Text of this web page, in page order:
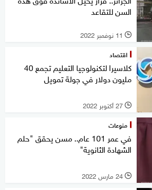
السن للتقاعد
l 11 نوفمبر 2022
اقتصاد
كلاسيرا لتكنولوجيا التعليم تجمع 40
مليون دولار في جولة تمويل
l 27 أكتوبر 2022
منوعات
في عمر 101 عام.. مسن يحقق "حلم
الشهادة الثانوية"
l 24 مارس 2022